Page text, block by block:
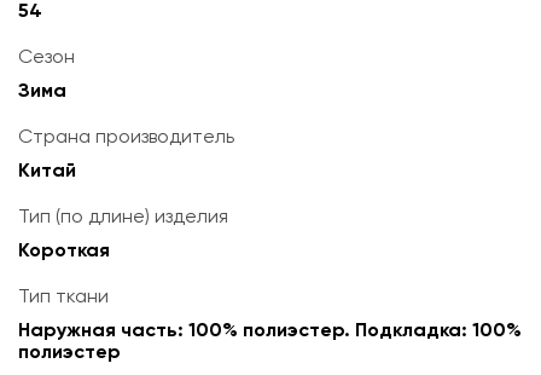
54
Сезон
Зима
Страна производитель
Китай
Тип (по длине) изделия
Короткая
Тип ткани
Наружная часть: 100% полиэстер. Подкладка: 100%
полиэстер